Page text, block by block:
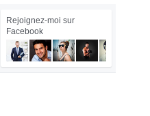
Rejoignez-moi sur
Facebook